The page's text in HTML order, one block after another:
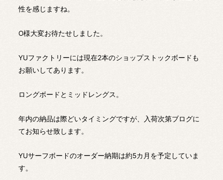
性を感じますね。
O様大変お待たせしました。
YUファクトリーには現在2本のショップストックボードも
お願いしてあります。
ロングボードとミッドレングス。
年内の納品は際どいタイミングですが、入荷次第ブログに
てお知らせ致します。
YUサーフボードのオーダー納期は約5カ月を予定していま
す。